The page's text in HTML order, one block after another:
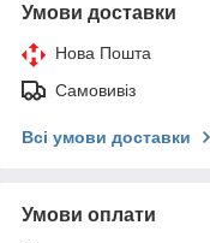
Умови доставки
Нова Пошта
Самовивіз
Всі умови доставки
Умови оплати